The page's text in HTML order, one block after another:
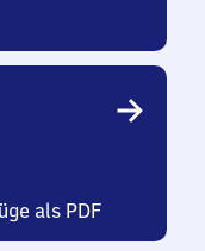
als PDF